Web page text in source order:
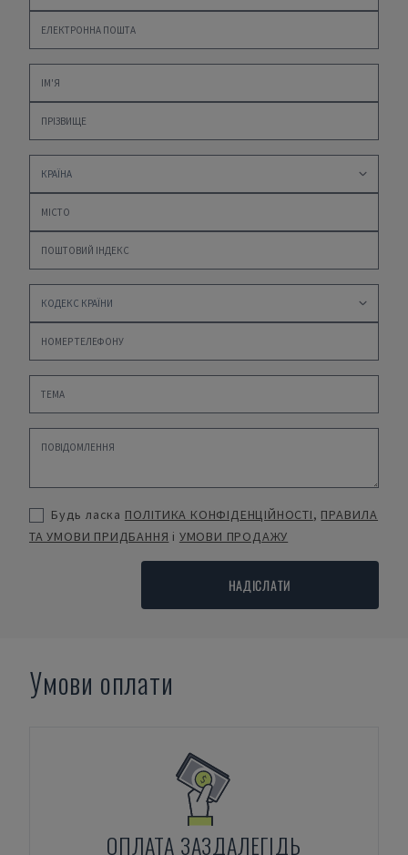
Будь ласка ПОЛІТИКА КОНФІДЕНЦІЙНОСТІ, ПРАВИЛА
ТА УМОВИ ПРИДБАННЯ і УМОВИ ПРОДАЖУ
НАДІСЛАТИ
Умови оплати
ОПЛАТА ЗАЗДАЛЕГІДЬ